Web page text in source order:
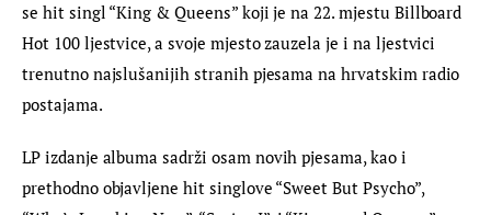
se hit singl “King & Queens” koji je na 22. mjestu Billboard
Hot 100 ljestvice, a svoje mjesto zauzela je i na ljestvici
trenutno najslušanijih stranih pjesama na hrvatskim radio
postajama.
LP izdanje albuma sadrži osam novih pjesama, kao i
prethodno objavljene hit singlove “Sweet But Psycho”,